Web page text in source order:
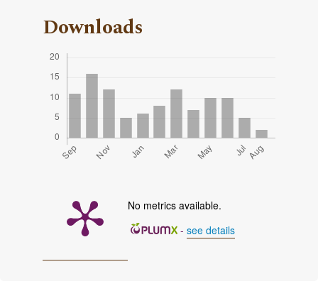
Downloads
No metrics available.
- see details